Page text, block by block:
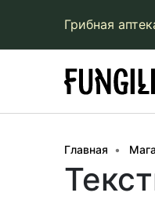
Грибная
Главная